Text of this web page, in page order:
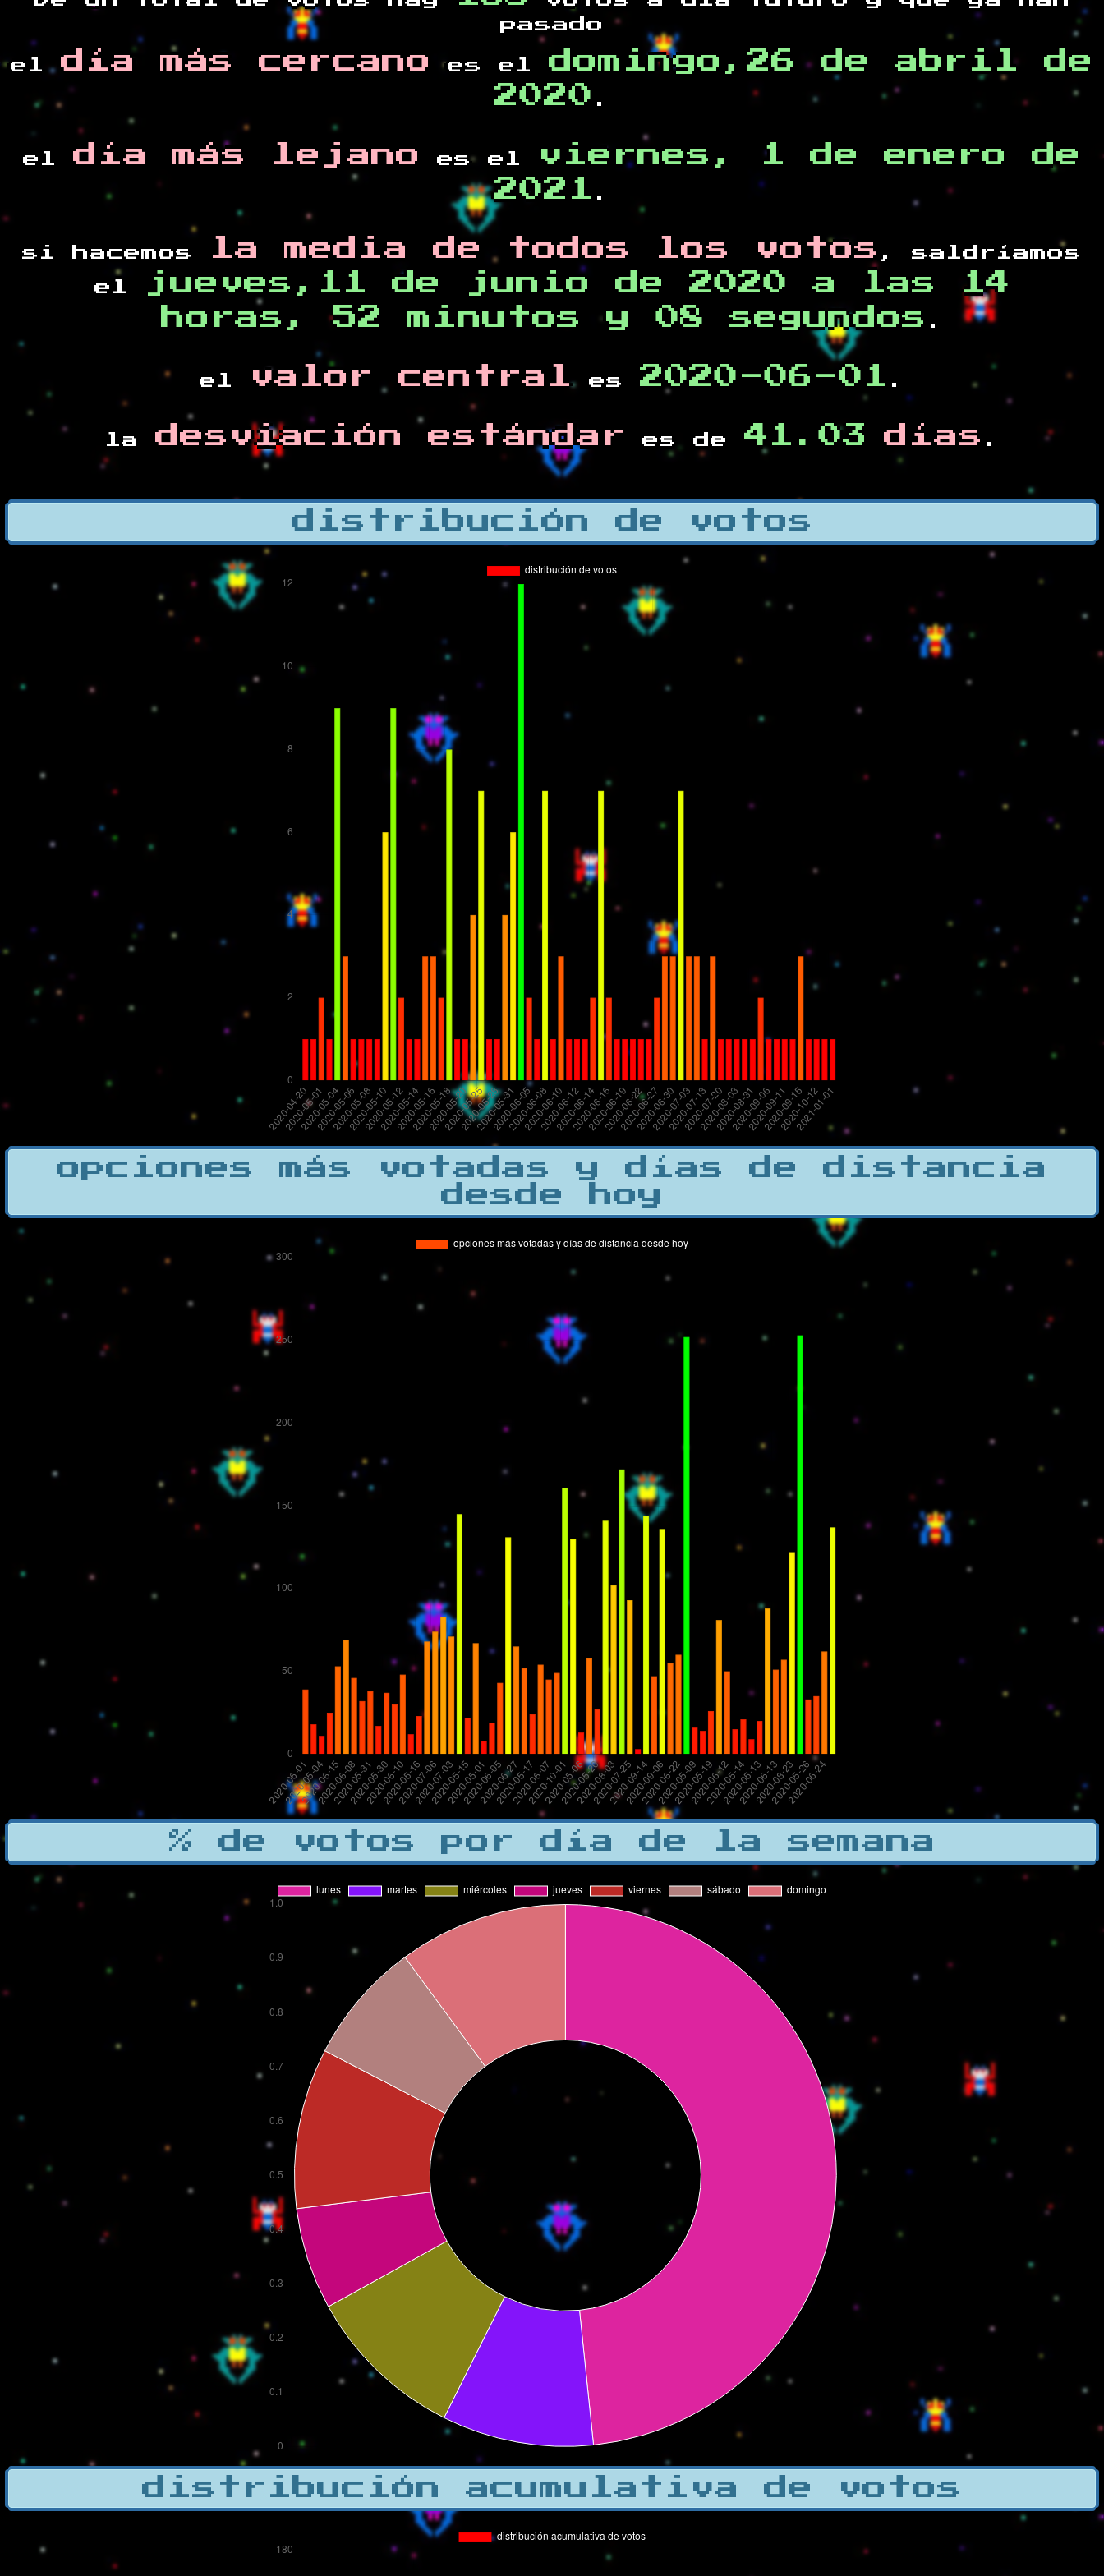
pasado
el día más cercano es el domingo,26 de abril de
2020 .
el día más lejano es el
viernes, 1 de enero de
2021 .
si hacemos la media de todos los votos , saldríamos
el
jueves,11 de junio de 2020 a las 14
horas, 52 minutos y 08 segundos .
el valor centrales 2020-06-01 .
la desviación estándar es de 41.03 días .
distribución de votos
opciones más votadas y días de distancia
desde hoy
% de votos por día de la semana
distribución acumulativa de votos